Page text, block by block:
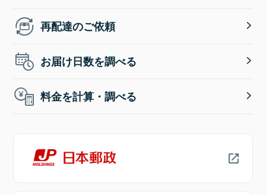
再配達のご依頼
お届け日数を調べる
料金を計算・調べる